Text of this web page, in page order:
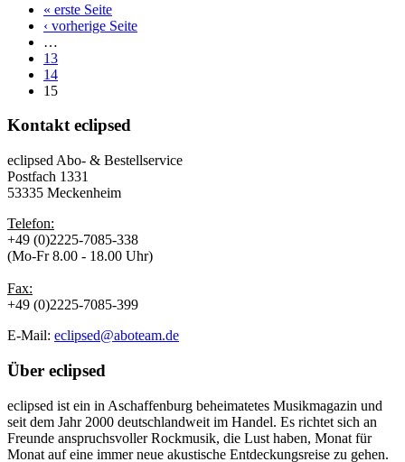
« erste Seite
‹ vorherige Seite
…
13
14
15
Kontakteclipsed
eclipsed Abo- & Bestellservice
Postfach 1331
53335 Meckenheim
Telefon:
+49 (0)2225-7085-338
(Mo-Fr 8.00 - 18.00 Uhr)
Fax:
+49 (0)2225-7085-399
E-Mail: eclipsed@aboteam.de
Über eclipsed
eclipsed ist ein in Aschaffenburg beheimatetes Musikmagazin und
seit dem Jahr 2000 deutschlandweit im Handel. Es richtet sich an
Freunde anspruchsvoller Rockmusik, die Lust haben, Monat für
Monat auf eine immer neue akustische Entdeckungsreise zu gehen.